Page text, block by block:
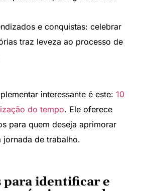
e conquistas: celebrar
traz leveza ao processo de
interessante é este: 10
do tempo. Ele oferece
para quem deseja aprimorar
jornada de trabalho.
para identificar e